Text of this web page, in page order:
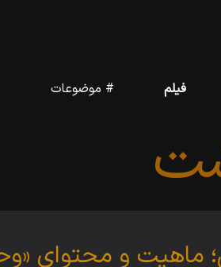
فیلم # موضوعات
ماهیت و محتوای